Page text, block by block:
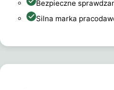
Bezpieczne
Silna marka